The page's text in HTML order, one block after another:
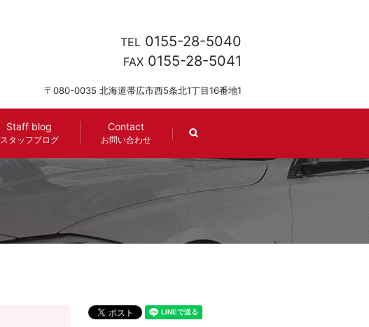
Staff blog
スタッフブログ
Contact
お問い合わせ search
TEL 0155-28-5040
FAX 0155-28-5041
〒080-0035 北海道帯広市西5条北1丁目16番地1